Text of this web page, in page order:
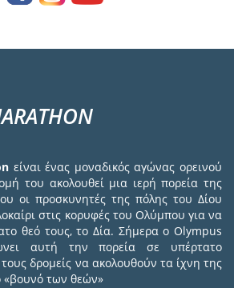
είναι ένας μοναδικός αγώνας ορεινού
του ακολουθεί μια ιερή πορεία της
οι προσκυνητές της πόλης του Δίου
στις κορυφές του Ολύμπου για να
θεό τους, το Δία. Σήμερα ο Olympus
αυτή την πορεία σε υπέρτατο
δρομείς να ακολουθούν τα ίχνη της
«βουνό των θεών»